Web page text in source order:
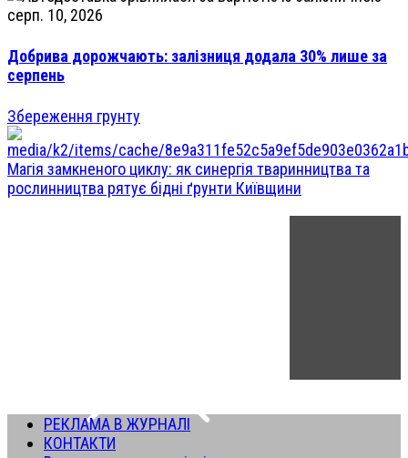
серп. 10, 2026
Добрива дорожчають: залізниця додала 30% лише за
серпень
Збереження грунту
Магія замкненого циклу: як синергія тваринництва та
рослинництва рятує бідні ґрунти Київщини
РЕКЛАМА В ЖУРНАЛІ
КОНТАКТИ